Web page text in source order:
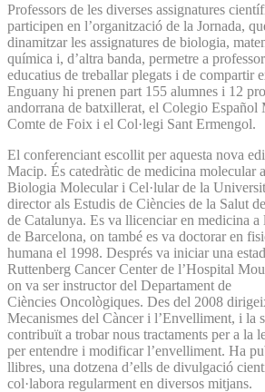
Professors de les diverses assignatures
participen en l’organització de la Jornada,
dinamitzar les assignatures de biologia,
química i, d’altra banda, permetre a
educatius de treballar plegats i de compartir
Enguany hi prenen part 155 alumnes i 12
andorrana de batxillerat, el Colegio
Comte de Foix i el Col·legi Sant Ermengol.
El conferenciant escollit per aquesta nova
Macip. És catedràtic de medicina molecular
Biologia Molecular i Cel·lular de la
director als Estudis de Ciències de la Salut
de Catalunya. Es va llicenciar en medicina
de Barcelona, on també es va doctorar en
humana el 1998. Després va iniciar una
Ruttenberg Cancer Center de l’Hospital
on va ser instructor del Departament de
Ciències Oncològiques. Des del 2008
Mecanismes del Càncer i l’Envelliment, i la
contribuït a trobar nous tractaments per a la
per entendre i modificar l’envelliment. Ha
llibres, una dotzena d’ells de divulgació
col·labora regularment en diversos mitjans.